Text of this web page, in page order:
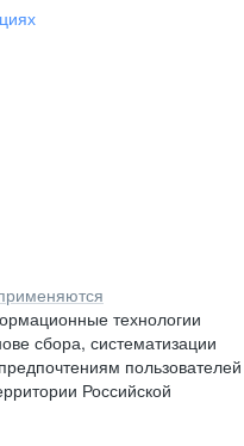
технологии
сбора, систематизации
пользователей
Российской